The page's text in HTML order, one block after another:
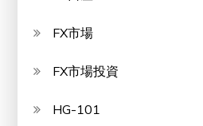
FX市場
FX市場投資
HG-101